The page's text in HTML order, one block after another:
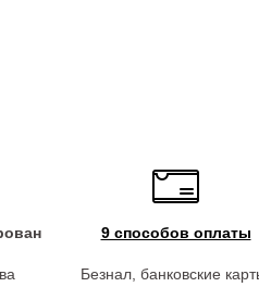
9 способов оплаты
Безнал, банковские